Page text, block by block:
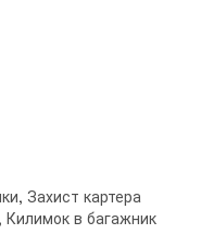
, Захист картера
, Килимок в багажник